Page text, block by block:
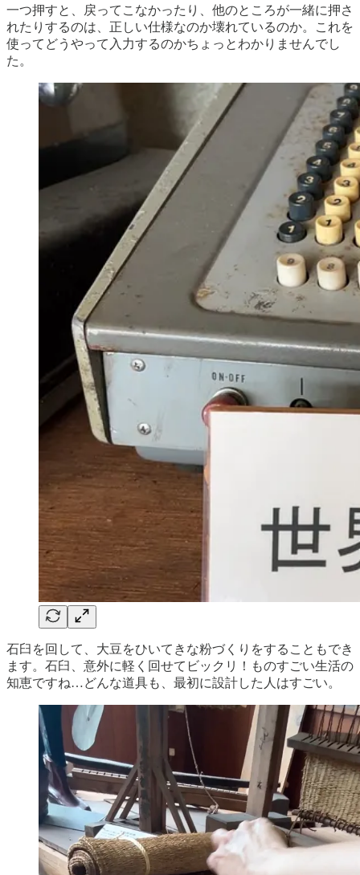
一つ押すと、戻ってこなかったり、他のところが一緒に押さ
れたりするのは、正しい仕様なのか壊れているのか。これを
使ってどうやって入力するのかちょっとわかりませんでし
た。
石臼を回して、大豆をひいてきな粉づくりをすることもでき
ます。石臼、意外に軽く回せてビックリ！ものすごい生活の
知恵ですね…どんな道具も、最初に設計した人はすごい。